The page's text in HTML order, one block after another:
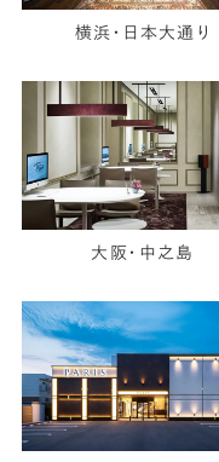
横浜・日本大通り
大阪・中之島